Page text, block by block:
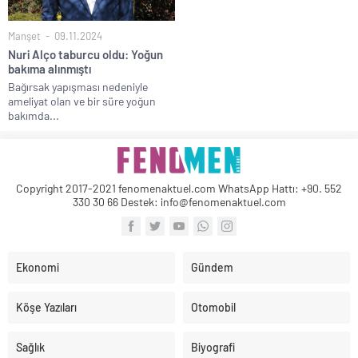
Manşet 09.11.2024
Nuri Alço taburcu oldu: Yoğun
bakıma alınmıştı
Bağırsak yapışması nedeniyle
ameliyat olan ve bir süre yoğun
bakımda...
Copyright 2017-2021 fenomenaktuel.com WhatsApp Hattı: +90. 552
330 30 66 Destek: info@fenomenaktuel.com
Ekonomi Gündem
Köşe Yazıları Otomobil
Sağlık Biyografi